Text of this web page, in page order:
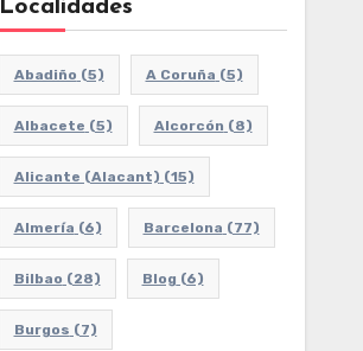
Localidades
Abadiño (5) A Coruña (5)
Albacete (5) Alcorcón (8)
Alicante (Alacant) (15)
Almería (6) Barcelona (77)
Bilbao (28) Blog (6)
Burgos (7)